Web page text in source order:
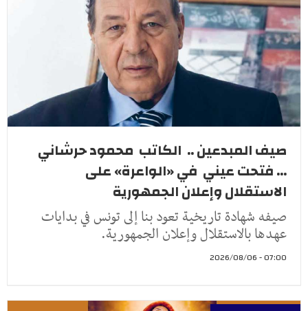
صيف المبدعين .. الكاتب محمود حرشاني
... فتحت عيني في «الواعرة» على
الاستقلال وإعلان الجمهورية
صيفه شهادة تاريخية تعود بنا إلى تونس في بدايات
عهدها بالاستقلال وإعلان الجمهورية.
07:00 - 2026/08/06